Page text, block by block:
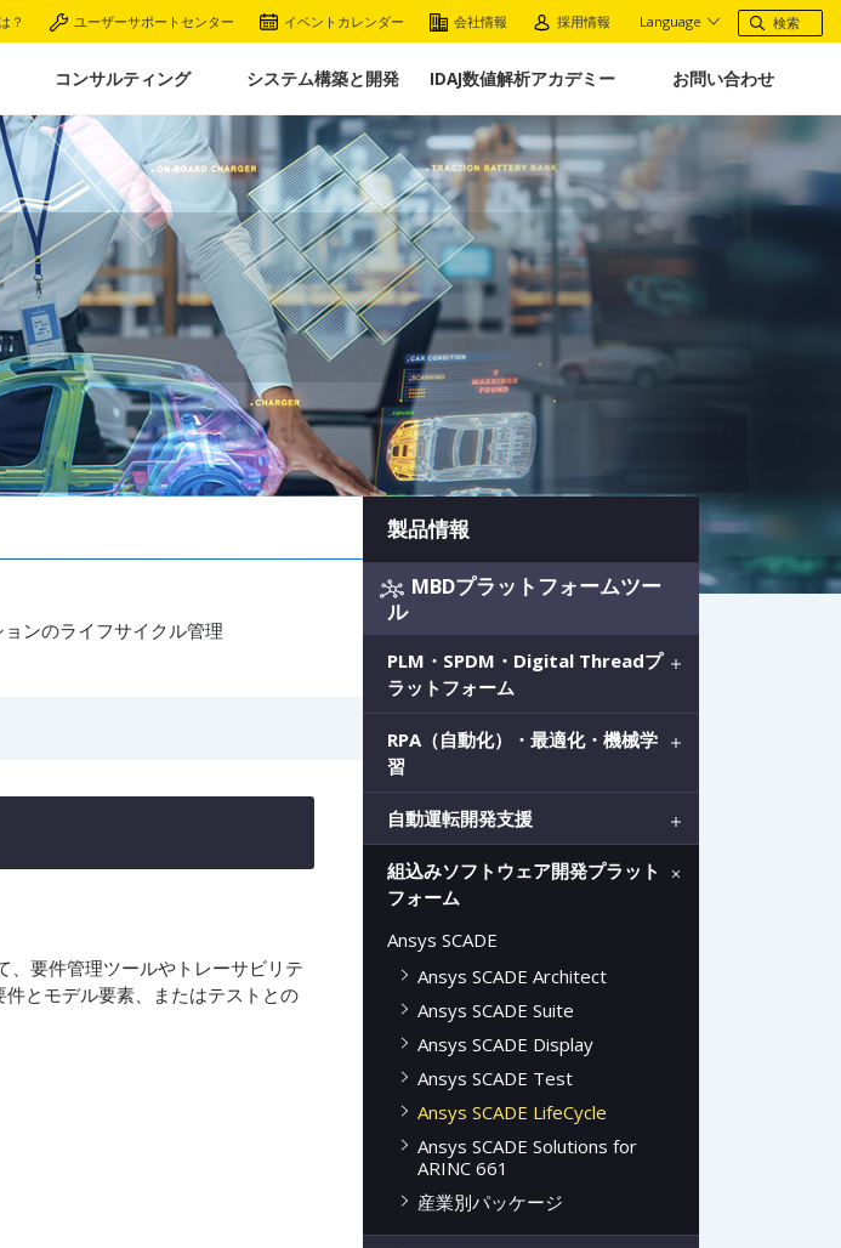
？ ユーザーサポートセンター イベントカレンダー 会社情報 採用情報 Language
コンサルティング システム構築と開発 IDAJ数値解析アカデミー お問い合わせ
ンのライフサイクル管理
要件管理ツールやトレーサビリテ
とモデル要素、またはテストとの
製品情報
MBDプラットフォームツー
ル
PLM・SPDM・Digital Threadプ
ラットフォーム
RPA（自動化）・最適化・機械学
習
自動運転開発支援
組込みソフトウェア開発プラット
フォーム
Ansys SCADE
Ansys SCADE Architect
Ansys SCADE Suite
Ansys SCADE Display
Ansys SCADE Test
Ansys SCADE LifeCycle
Ansys SCADE Solutions for
ARINC 661
産業別パッケージ